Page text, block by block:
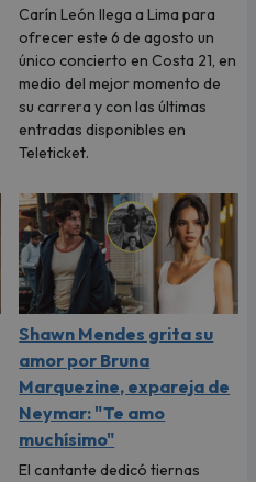
Carín León llega a Lima para
ofrecer este 6 de agosto un
único concierto en Costa 21, en
medio del mejor momento de
su carrera y con las últimas
entradas disponibles en
Teleticket.
Shawn Mendes grita su
amor por Bruna
Marquezine, expareja de
Neymar: "Te amo
muchísimo"
El cantante dedicó tiernas